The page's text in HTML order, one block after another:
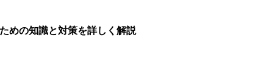
めの知識と対策を詳しく解説